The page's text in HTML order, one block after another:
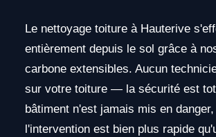
Le nettoyage toiture à Hauterive
entièrement depuis le sol grâce à
carbone extensibles. Aucun
sur votre toiture — la sécurité est
bâtiment n'est jamais mis en
l'intervention est bien plus rapide